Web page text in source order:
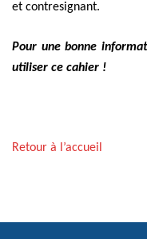
et contresignant.
Pour une bonne
utiliser ce cahier !
Retour à l’accueil